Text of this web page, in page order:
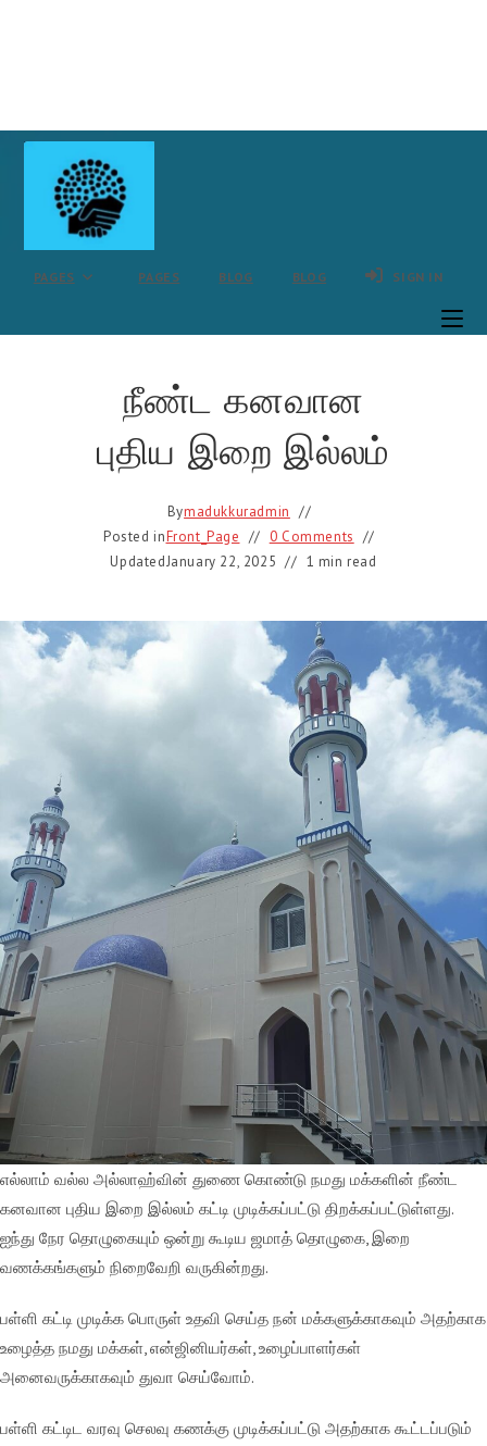
Skip
PAGES PAGES BLOG BLOG SIGN IN
நீண்ட கனவான
புதிய இறை இல்லம்
Bymadukkuradmin
Posted inFront_Page
0 Comments
UpdatedJanuary 22, 2025 1 min read
எல்லாம் வல்ல அல்லாஹ்வின் துணை கொண்டு நமது மக்களின் நீண்ட
கனவான புதிய இறை இல்லம் கட்டி முடிக்கப்பட்டு திறக்கப்பட்டுள்ளது.
ஐந்து நேர தொழுகையும் ஒன்று கூடிய ஜமாத் தொழுகை, இறை
வணக்கங்களும் நிறைவேறி வருகின்றது.
பள்ளி கட்டி முடிக்க பொருள் உதவி செய்த நன் மக்களுக்காகவும் அதற்காக
உழைத்த நமது மக்கள், என்ஜினியர்கள், உழைப்பாளர்கள்
அனைவருக்காகவும் துவா செய்வோம்.
பள்ளி கட்டிட வரவு செலவு கணக்கு முடிக்கப்பட்டு அதற்காக கூட்டப்படும்